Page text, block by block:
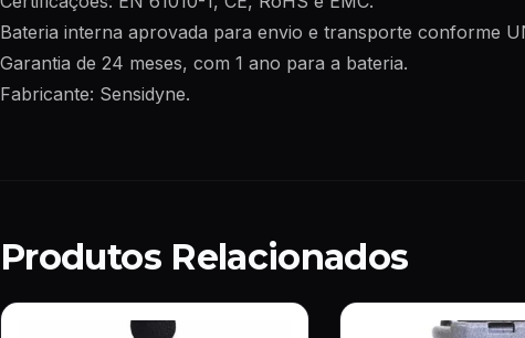
Bateria interna aprovada para envio e transporte conforme
Garantia de 24 meses, com 1 ano para a bateria.
Fabricante: Sensidyne.
Produtos Relacionados